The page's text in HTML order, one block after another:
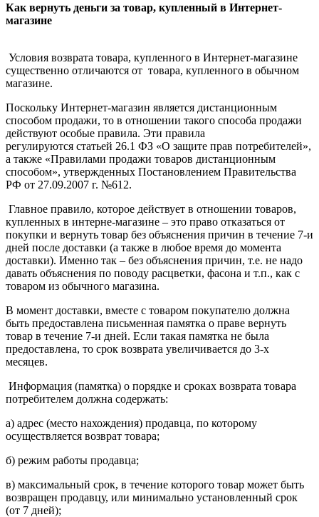
Как вернуть деньги за товар, купленный в Интернет-
магазине
Условия возврата товара, купленного в Интернет-магазине
существенно отличаются от товара, купленного в обычном
магазине.
Поскольку Интернет-магазин является дистанционным
способом продажи, то в отношении такого способа продажи
действуют особые правила. Эти правила
регулируются статьей 26.1 ФЗ «О защите прав потребителей»,
а также «Правилами продажи товаров дистанционным
способом», утвержденных Постановлением Правительства
РФ от 27.09.2007 г. №612.
Главное правило, которое действует в отношении товаров,
купленных в интерне-магазине – это право отказаться от
покупки и вернуть товар без объяснения причин в течение 7-и
дней после доставки (а также в любое время до момента
доставки). Именно так – без объяснения причин, т.е. не надо
давать объяснения по поводу расцветки, фасона и т.п., как с
товаром из обычного магазина.
В момент доставки, вместе с товаром покупателю должна
быть предоставлена письменная памятка о праве вернуть
товар в течение 7-и дней. Если такая памятка не была
предоставлена, то срок возврата увеличивается до 3-х
месяцев.
Информация (памятка) о порядке и сроках возврата товара
потребителем должна содержать:
а) адрес (место нахождения) продавца, по которому
осуществляется возврат товара;
б) режим работы продавца;
в) максимальный срок, в течение которого товар может быть
возвращен продавцу, или минимально установленный срок
(от 7 дней);